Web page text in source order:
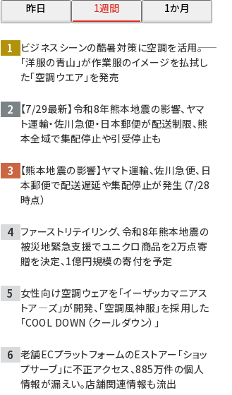
昨日 1週間 1か月
ビジネスシーンの酷暑対策に空調を活用――。
「洋服の青山」が作業服のイメージを払拭し
た「空調ウエア」を発売
【7/29最新】令和8年熊本地震の影響、ヤマ
ト運輸・佐川急便・日本郵便が配送制限、熊
本全域で集配停止や引受停止も
【熊本地震の影響】ヤマト運輸、佐川急便、日
本郵便で配送遅延や集配停止が発生（7/28
時点）
ファーストリテイリング、令和8年熊本地震の
被災地緊急支援でユニクロ商品を2万点寄
贈を決定、1億円規模の寄付を予定
女性向け空調ウェアを「イーザッカマニアス
トア―ズ」が開発、「空調風神服」を採用した
「COOL DOWN（クールダウン）」
老舗ECプラットフォームのEストアー「ショッ
プサーブ」に不正アクセス、885万件の個人
情報が漏えい。店舗関連情報も流出